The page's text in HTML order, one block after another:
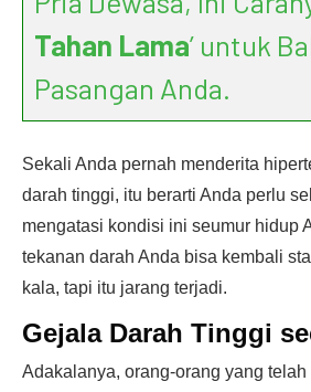
Tahan Lama’ untuk
Pasangan Anda.
Sekali Anda pernah menderita
darah tinggi, itu berarti Anda perlu
mengatasi kondisi ini seumur hidup
tekanan darah Anda bisa kembali
kala, tapi itu jarang terjadi.
Gejala Darah Tinggi
Adakalanya, orang-orang yang